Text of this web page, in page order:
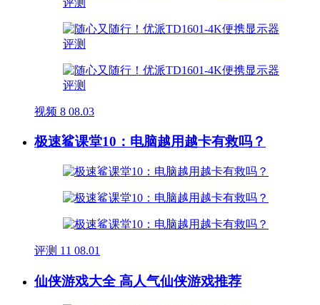
视频 8 08.03
极速鲨课堂10：电脑越用越卡有救吗？
评测 11 08.01
仙侠游戏大全 高人气仙侠游戏推荐